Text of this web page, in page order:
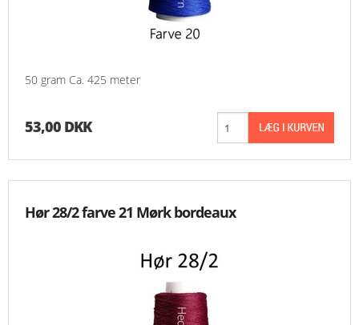
50 gram Ca. 425 meter
53,00 DKK
Hør 28/2 farve 21 Mørk bordeaux